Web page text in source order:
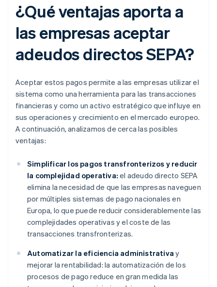
¿Qué ventajas aporta a
las empresas aceptar
adeudos directos SEPA?
Aceptar estos pagos permite a las empresas utilizar el
sistema como una herramienta para las transacciones
financieras y como un activo estratégico que influye en
sus operaciones y crecimiento en el mercado europeo.
A continuación, analizamos de cerca las posibles
ventajas:
Simplificar los pagos transfronterizos y reducir
la complejidad operativa: el adeudo directo SEPA
elimina la necesidad de que las empresas naveguen
por múltiples sistemas de pago nacionales en
Europa, lo que puede reducir considerablemente las
complejidades operativas y el coste de las
transacciones transfronterizas.
Automatizar la eficiencia administrativa y
mejorar la rentabilidad: la automatización de los
procesos de pago reduce en gran medida las